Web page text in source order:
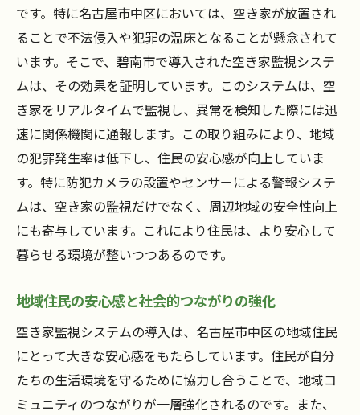
です。特に名古屋市中区においては、空き家が放置され
ることで不法侵入や犯罪の温床となることが懸念されて
います。そこで、碧南市で導入された空き家監視システ
ムは、その効果を証明しています。このシステムは、空
き家をリアルタイムで監視し、異常を検知した際には迅
速に関係機関に通報します。この取り組みにより、地域
の犯罪発生率は低下し、住民の安心感が向上していま
す。特に防犯カメラの設置やセンサーによる警報システ
ムは、空き家の監視だけでなく、周辺地域の安全性向上
にも寄与しています。これにより住民は、より安心して
暮らせる環境が整いつつあるのです。
地域住民の安心感と社会的つながりの強化
空き家監視システムの導入は、名古屋市中区の地域住民
にとって大きな安心感をもたらしています。住民が自分
たちの生活環境を守るために協力し合うことで、地域コ
ミュニティのつながりが一層強化されるのです。また、